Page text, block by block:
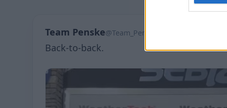
Team Penske@Team_Penske
Back-to-back.